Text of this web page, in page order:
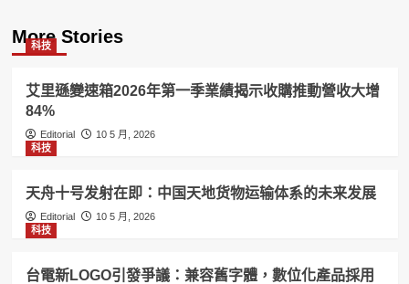
More Stories
科技
艾里遜變速箱2026年第一季業績揭示收購推動營收大增
84%
Editorial
10 5 月, 2026
科技
天舟十号发射在即：中国天地货物运输体系的未来发展
Editorial
10 5 月, 2026
科技
台電新LOGO引發爭議：兼容舊字體，數位化產品採用